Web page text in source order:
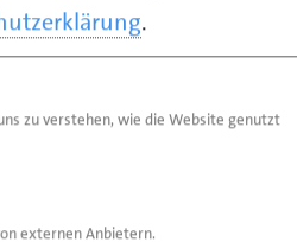
Kurzarbeit sollten
unterschrieben sein, denn
sie umgehend
Schwierigkeiten beim
hilft die Arbeitgeber-
gern weiter.
.
zu verstehen, wie die Website genutzt
externen Anbietern.